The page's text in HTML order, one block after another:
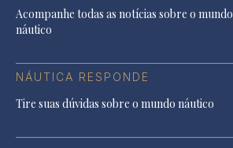
Acompanhe todas as notícias sobre o mundo
náutico
NÁUTICA RESPONDE
Tire suas dúvidas sobre o mundo náutico